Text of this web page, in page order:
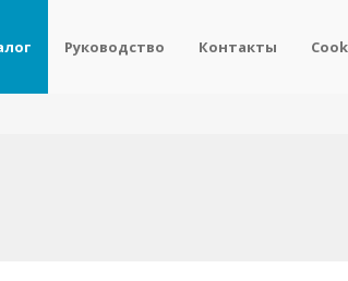
Руководство Контакты